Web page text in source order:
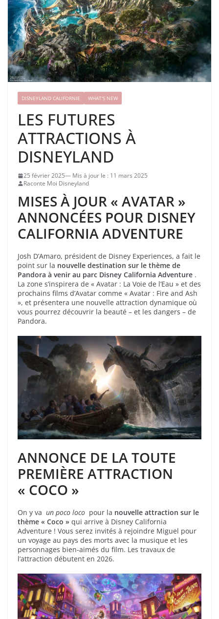
DISNEYLAND CALIFORNIE WHAT'S NEW
LES FUTURES
ATTRACTIONS À
DISNEYLAND
25 février 2025
11 mars 2025
Raconte Moi Disneyland
MISES À JOUR « AVATAR »
ANNONCÉES POUR DISNEY
CALIFORNIA ADVENTURE
Josh D’Amaro, président de Disney Experiences, a fait le
point sur la nouvelle destination sur le thème de
Pandora à venir au parc Disney California Adventure .
La zone s’inspirera de « Avatar : La Voie de l’Eau » et des
prochains films d’Avatar comme « Avatar : Fire and Ash
», et présentera une nouvelle attraction dynamique où
vous pourrez découvrir la beauté – et les dangers – de
Pandora.
ANNONCE DE LA TOUTE
PREMIÈRE ATTRACTION
« COCO »
On y va un poco loco pour la nouvelle attraction sur le
thème « Coco » qui arrive à Disney California
Adventure ! Vous serez invités à rejoindre Miguel pour
un voyage au pays des morts avec la musique et les
personnages bien-aimés du film. Les travaux de
l’attraction débutent en 2026.